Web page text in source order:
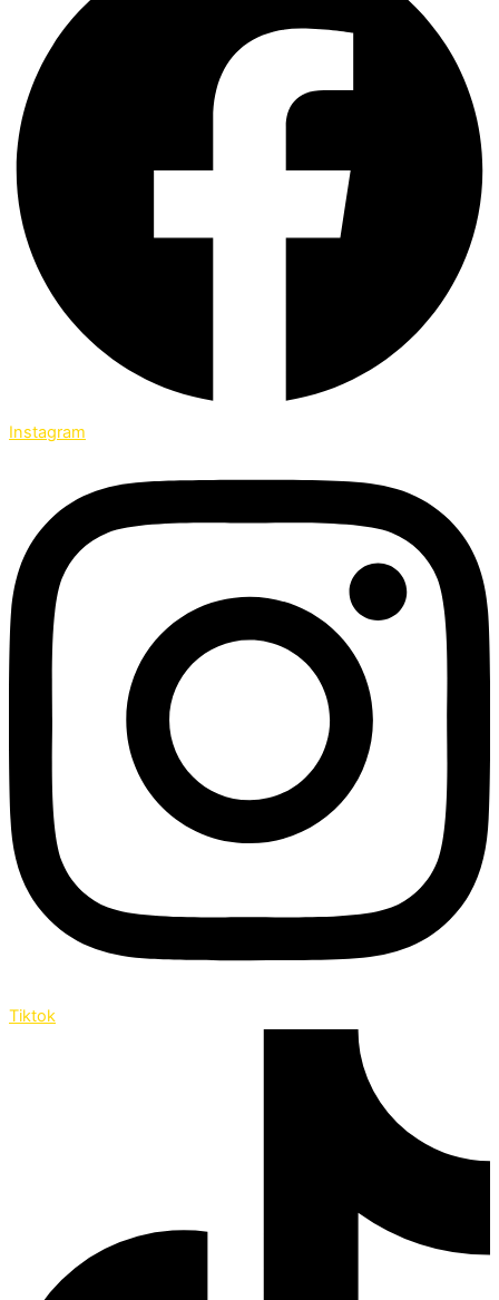
Instagram
Tiktok